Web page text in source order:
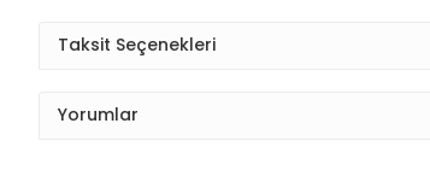
Taksit Seçenekleri
Yorumlar